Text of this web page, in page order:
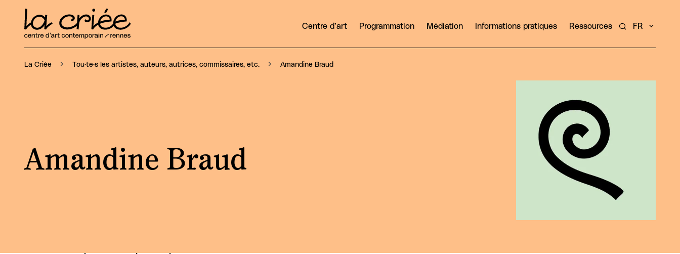
Centre d’art Programmation Médiation Informations pratiques Ressources Rechercher un
FR
La Criée Tou·te·s les artistes, auteurs, autrices, commissaires, etc. Amandine Braud
Amandine Braud